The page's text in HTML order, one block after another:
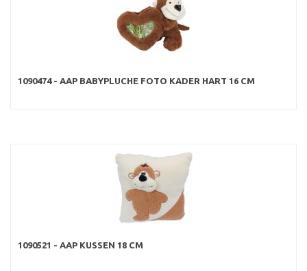
1090474 - AAP BABYPLUCHE FOTO KADER HART 16 CM
1090521 - AAP KUSSEN 18 CM